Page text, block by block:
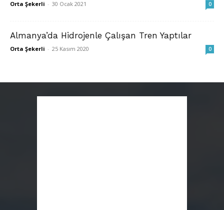
Orta Şekerli - 30 Ocak 2021 0
Almanya’da Hidrojenle Çalışan Tren Yaptılar
Orta Şekerli - 25 Kasım 2020 0